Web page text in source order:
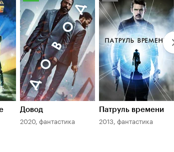
Кинопоиска
7.5
Довод
2020, фантастика
Кинопоиска
7.0
Патруль времени
2013, фантастика